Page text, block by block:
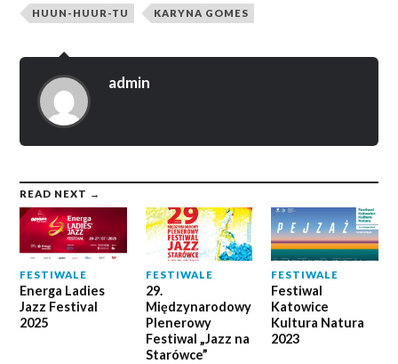
HUUN-HUUR-TU KARYNA GOMES
admin
READ NEXT →
FESTIWALE
Energa Ladies
Jazz Festival
2025
FESTIWALE
29.
Międzynarodowy
Plenerowy
Festiwal „Jazz na
Starówce”
FESTIWALE
Festiwal
Katowice
Kultura Natura
2023